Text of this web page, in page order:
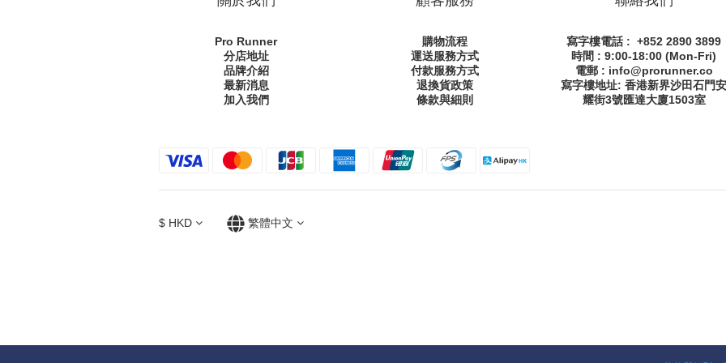
Pro Runner
分店地址
品牌介紹
最新消息
加入我們
購物流程
運送服務方式
付款服務方式
退換貨政策
條款與細則
寫字樓電話 : +852 2890 3899
時間 : 9:00-18:00 (Mon-Fri)
電郵 : info@prorunner.co
寫字樓地址: 香港新界沙田石門
耀街3號匯達大廈1503室
$ HKD 繁體中文